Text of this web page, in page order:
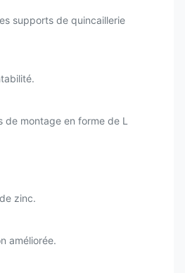
supports de quincaillerie
de montage en forme de L
zinc.
améliorée.